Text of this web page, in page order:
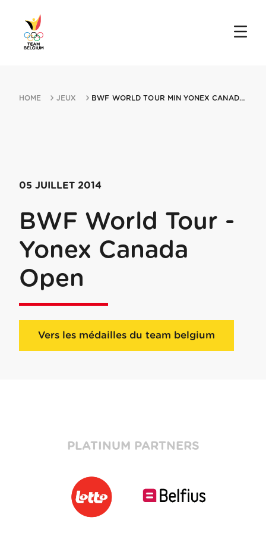
HOME JEUX BWF WORLD TOUR MIN YONEX CANADA OPEN 05072014 VANCOUVER
05 JUILLET 2014
BWF World Tour -
Yonex Canada
Open
Vers les médailles du team belgium
PLATINUM PARTNERS